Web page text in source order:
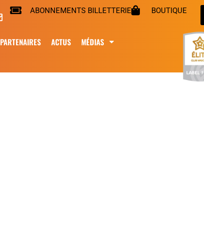
ABONNEMENTS BILLETTERIE BOUTIQUE
PARTENAIRES ACTUS MÉDIAS